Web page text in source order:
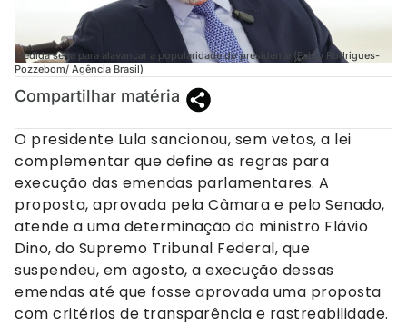
Medida seria para alavancar a popularidade do presidente (Fabio Rodrigues-
Pozzebom/ Agência Brasil)
Compartilhar matéria
O presidente Lula sancionou, sem vetos, a lei
complementar que define as regras para
execução das emendas parlamentares. A
proposta, aprovada pela Câmara e pelo Senado,
atende a uma determinação do ministro Flávio
Dino, do Supremo Tribunal Federal, que
suspendeu, em agosto, a execução dessas
emendas até que fosse aprovada uma proposta
com critérios de transparência e rastreabilidade.